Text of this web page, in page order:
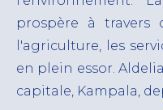
prospère à travers
l'agriculture, les
en plein essor.
capitale, Kampala,